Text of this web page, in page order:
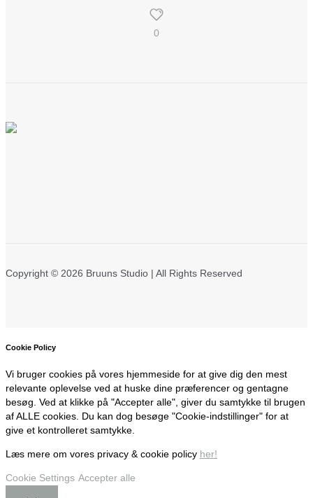
0
Copyright © 2026 Bruuns Studio | All Rights Reserved
Cookie Policy
Vi bruger cookies på vores hjemmeside for at give dig den mest
relevante oplevelse ved at huske dine præferencer og gentagne
besøg. Ved at klikke på "Accepter alle", giver du samtykke til brugen
af ALLE cookies. Du kan dog besøge "Cookie-indstillinger" for at
give et kontrolleret samtykke.
Læs mere om vores privacy & cookie policy her!
Cookie Settings Accepter alle